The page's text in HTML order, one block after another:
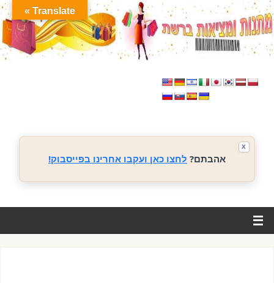
אהבתם? לחצו כאן ועקבו אחרינו בפייסבוק!
X
Translate »